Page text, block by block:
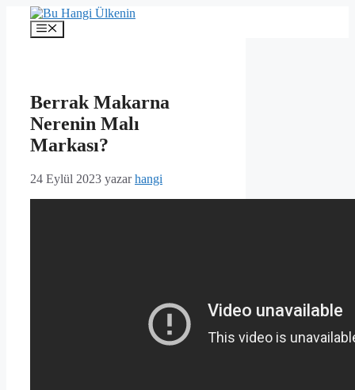
İçeriğe
Menü
Berrak Makarna
Nerenin Malı
Markası?
24 Eylül 2023 yazarhangi